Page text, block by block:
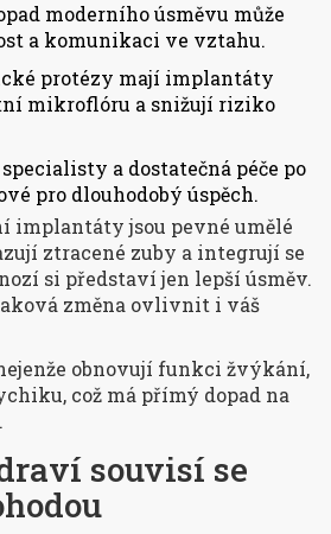
moderního úsměvu může
a komunikaci ve vztahu.
protézy mají implantáty
mikroflóru a snižují riziko
a dostatečná péče po
pro dlouhodobý úspěch.
implantátyjsou pevné umělé
ztracené zuby a integrují se
si představí jen lepší úsměv.
změna ovlivnit i váš
obnovují funkci žvýkání,
což má přímý dopad na
souvisí se